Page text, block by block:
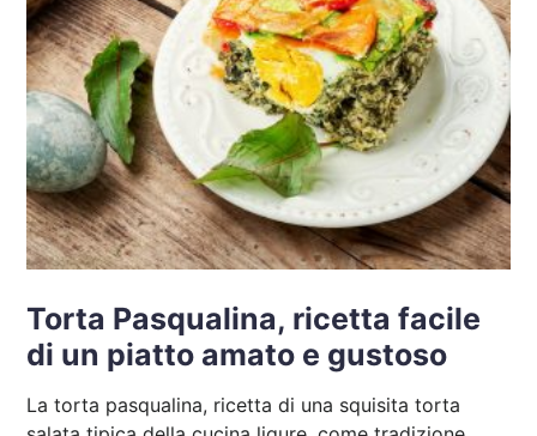
Torta Pasqualina, ricetta facile
di un piatto amato e gustoso
La torta pasqualina, ricetta di una squisita torta